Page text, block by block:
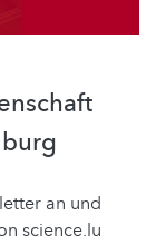
an und
science.lu